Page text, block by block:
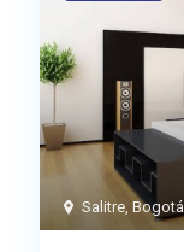
Salitre ,Bogotá